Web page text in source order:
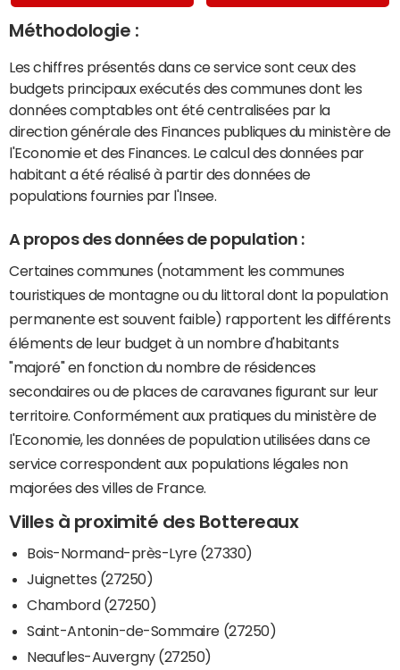
Méthodologie :
Les chiffres présentés dans ce service sont ceux des
budgets principaux exécutés des communes dont les
données comptables ont été centralisées par la
direction générale des Finances publiques du ministère de
l'Economie et des Finances. Le calcul des données par
habitant a été réalisé à partir des données de
populations fournies par l'Insee.
A propos des données de population :
Certaines communes (notamment les communes
touristiques de montagne ou du littoral dont la population
permanente est souvent faible) rapportent les différents
éléments de leur budget à un nombre d'habitants
"majoré" en fonction du nombre de résidences
secondaires ou de places de caravanes figurant sur leur
territoire. Conformément aux pratiques du ministère de
l'Economie, les données de population utilisées dans ce
service correspondent aux populations légales non
majorées des villes de France.
Villes à proximité des Bottereaux
Bois-Normand-près-Lyre (27330)
Juignettes (27250)
Chambord (27250)
Saint-Antonin-de-Sommaire (27250)
Neaufles-Auvergny (27250)